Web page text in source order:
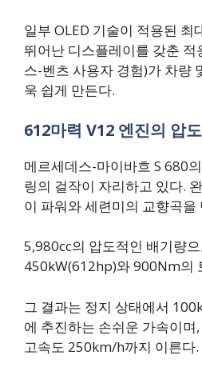
일부 OLED 기술이 적용된 최
뛰어난 디스플레이를 갖춘
스-벤츠 사용자 경험)가 차량
욱 쉽게 만든다.
612마력 V12 엔진의 압
메르세데스-마이바흐 S 680
링의 걸작이 자리하고 있다.
이 파워와 세련미의 교향곡을
5,980cc의 압도적인 배기량
450kW(612hp)와 900Nm의
그 결과는 정지 상태에서
에 추진하는 손쉬운 가속이며
고속도 250km/h까지 이른다.